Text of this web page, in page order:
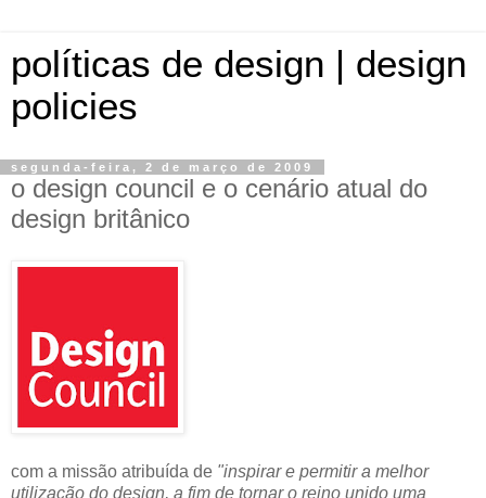
políticas de design | design
policies
segunda-feira, 2 de março de 2009
o design council e o cenário atual do
design britânico
com a missão atribuída de "inspirar e permitir a melhor
utilização do design, a fim de tornar o reino unido uma